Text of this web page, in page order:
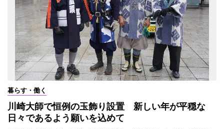
暮らす・働く
川崎大師で恒例の玉飾り設置 新しい年が平穏な
日々であるよう願いを込めて